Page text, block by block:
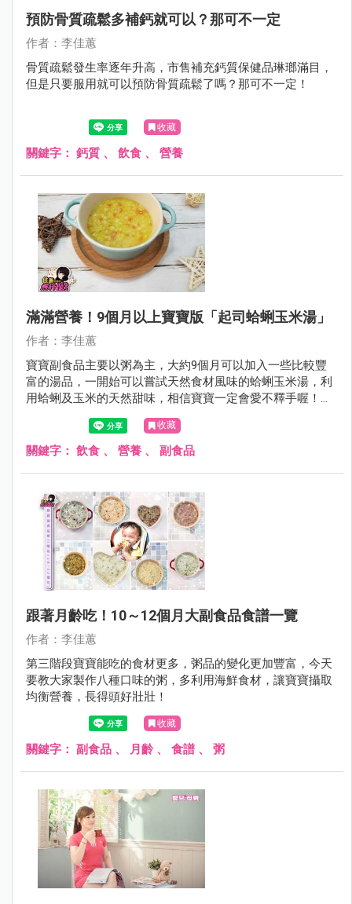
預防骨質疏鬆多補鈣就可以？那可不一定
作者：李佳蕙
骨質疏鬆發生率逐年升高，市售補充鈣質保健品琳瑯滿目，
但是只要服用就可以預防骨質疏鬆了嗎？那可不一定！
收藏
關鍵字： 鈣質 、 飲食 、 營養
滿滿營養！9個月以上寶寶版「起司蛤蜊玉米湯」
作者：李佳蕙
寶寶副食品主要以粥為主，大約9個月可以加入一些比較豐
富的湯品，一開始可以嘗試天然食材風味的蛤蜊玉米湯，利
用蛤蜊及玉米的天然甜味，相信寶寶一定會愛不釋手喔！今
天營養師教大家簡單做出起司蛤蜊玉米湯。
收藏
關鍵字： 飲食 、 營養 、 副食品
跟著月齡吃！10～12個月大副食品食譜一覽
作者：李佳蕙
第三階段寶寶能吃的食材更多，粥品的變化更加豐富，今天
要教大家製作八種口味的粥，多利用海鮮食材，讓寶寶攝取
均衡營養，長得頭好壯壯！
收藏
關鍵字： 副食品 、 月齡、 食譜 、 粥